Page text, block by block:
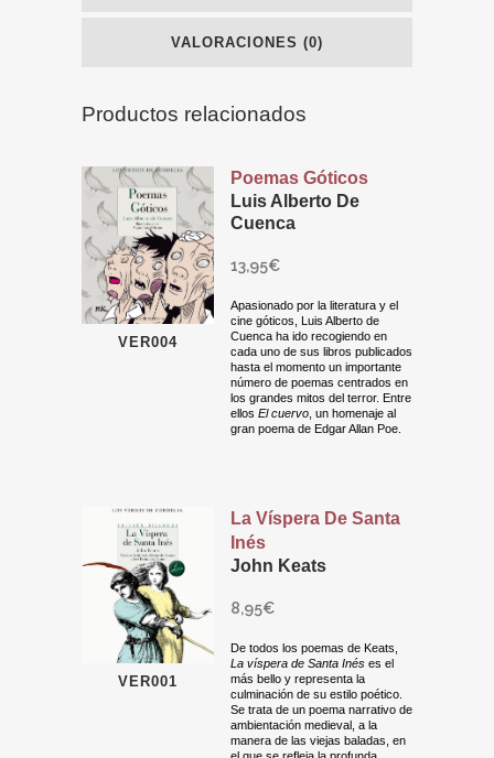
VALORACIONES (0)
Productos relacionados
VER004
Poemas Góticos
Luis Alberto De
Cuenca
13,95€
Apasionado por la literatura y el
cine góticos, Luis Alberto de
Cuenca ha ido recogiendo en
cada uno de sus libros publicados
hasta el momento un importante
número de poemas centrados en
los grandes mitos del terror. Entre
ellos El cuervo , un homenaje al
gran poema de Edgar Allan Poe.
VER001
La Víspera De Santa
Inés
John Keats
8,95€
De todos los poemas de Keats,
La víspera de Santa Inés es el
más bello y representa la
culminación de su estilo poético.
Se trata de un poema narrativo de
ambientación medieval, a la
manera de las viejas baladas, en